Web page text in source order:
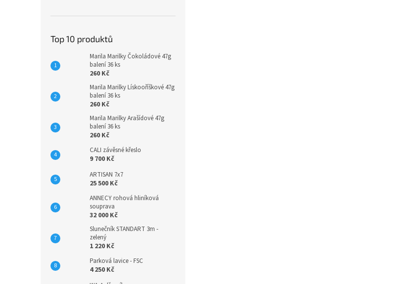
Top 10 produktů
Marila Marilky Čokoládové 47g
balení 36 ks
260 Kč
Marila Marilky Lískooříškové 47g
balení 36 ks
260 Kč
Marila Marilky Arašídové 47g
balení 36 ks
260 Kč
CALI závěsné křeslo
9 700 Kč
ARTISAN 7x7
25 500 Kč
ANNECY rohová hliníková
souprava
32 000 Kč
Slunečník STANDART 3m -
zelený
1 220 Kč
Parková lavice - FSC
4 250 Kč